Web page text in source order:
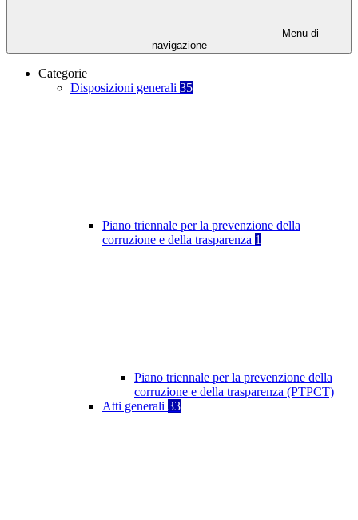
Menu di
navigazione
Categorie
Disposizioni generali 35
Piano triennale per la prevenzione della
corruzione e della trasparenza 1
Piano triennale per la prevenzione della
corruzione e della trasparenza (PTPCT)
Atti generali 33